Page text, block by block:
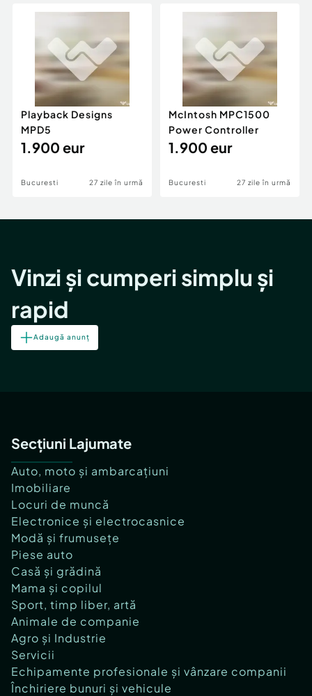
Animale de companie
Afaceri și echipamente profesionale
Inchiriere Bunuri si Vehicule
Utilaje agricole si industriale
Piese auto si accesorii
Dacia Duster
Playback Designs
MPD5
1.900 eur
Bucuresti 27 zile în urmă
McIntosh MPC1500
Power Controller
1.900 eur
Bucuresti 27 zile în urmă
Vinzi și cumperi simplu și
rapid
Adaugă anunț
Secțiuni Lajumate
Auto, moto și ambarcațiuni
Imobiliare
Locuri de muncă
Electronice și electrocasnice
Modă și frumusețe
Piese auto
Casă și grădină
Mama și copilul
Sport, timp liber, artă
Animale de companie
Agro și Industrie
Servicii
Echipamente profesionale și vânzare companii
Închiriere bunuri și vehicule